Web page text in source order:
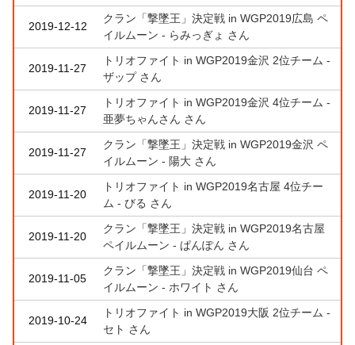
2019-12-12
クラン「撃墜王」決定戦 in WGP2019広島 ペ
イルムーン - らみっぎょ さん
2019-11-27
トリオファイト in WGP2019金沢 2位チーム -
ザップ さん
2019-11-27
トリオファイト in WGP2019金沢 4位チーム -
亜夢ちゃんさん さん
2019-11-27
クラン「撃墜王」決定戦 in WGP2019金沢 ペ
イルムーン - 陽大 さん
2019-11-20
トリオファイト in WGP2019名古屋 4位チー
ム - びる さん
2019-11-20
クラン「撃墜王」決定戦 in WGP2019名古屋
ペイルムーン - ぱんぽん さん
2019-11-05
クラン「撃墜王」決定戦 in WGP2019仙台 ペ
イルムーン - ホワイト さん
2019-10-24
トリオファイト in WGP2019大阪 2位チーム -
セト さん